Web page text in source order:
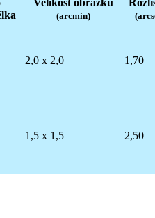
(arcmin)
2,0 x 2,0 1,70
1,5 x 1,5 2,50